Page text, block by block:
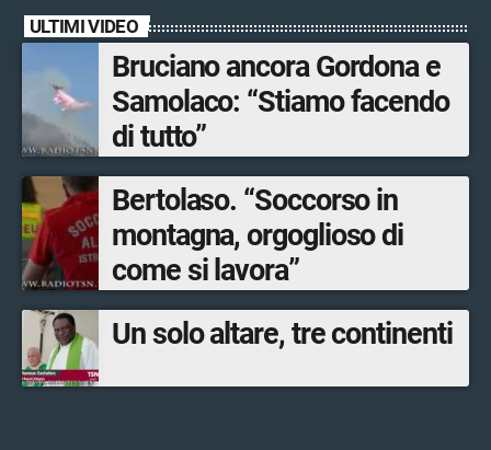
ULTIMI VIDEO
Bruciano ancora Gordona e
Samolaco: “Stiamo facendo
di tutto”
Bertolaso. “Soccorso in
montagna, orgoglioso di
come si lavora”
Un solo altare, tre continenti